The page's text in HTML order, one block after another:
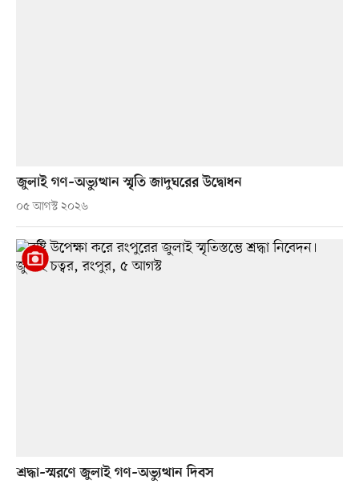
জুলাই গণ–অভ্যুত্থান স্মৃতি জাদুঘরের উদ্বোধন
০৫ আগস্ট ২০২৬
শ্রদ্ধা–স্মরণে জুলাই গণ–অভ্যুত্থান দিবস